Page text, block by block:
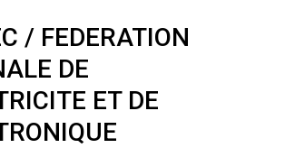
/ FEDERATION
DE
ET DE